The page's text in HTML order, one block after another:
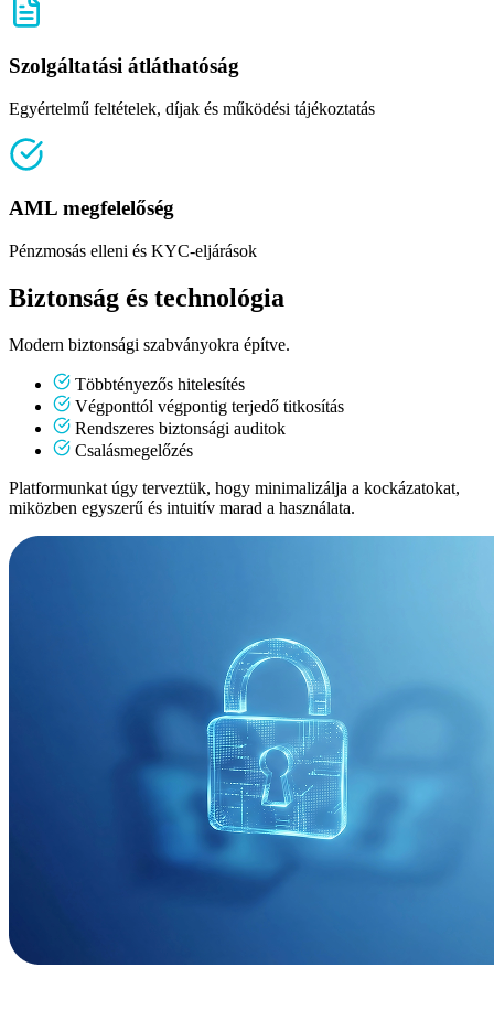
Szolgáltatási átláthatóság
Egyértelmű feltételek, díjak és működési tájékoztatás
AML megfelelőség
Pénzmosás elleni és KYC-eljárások
Biztonság és technológia
Modern biztonsági szabványokra építve.
Többtényezős hitelesítés
Végponttól végpontig terjedő titkosítás
Rendszeres biztonsági auditok
Csalásmegelőzés
Platformunkat úgy terveztük, hogy minimalizálja a kockázatokat,
miközben egyszerű és intuitív marad a használata.